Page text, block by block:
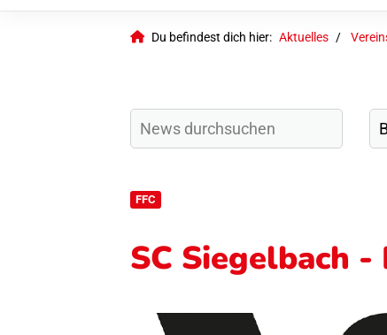
Du befindest dich hier: Aktuelles
FFC
SC Siegelbach -